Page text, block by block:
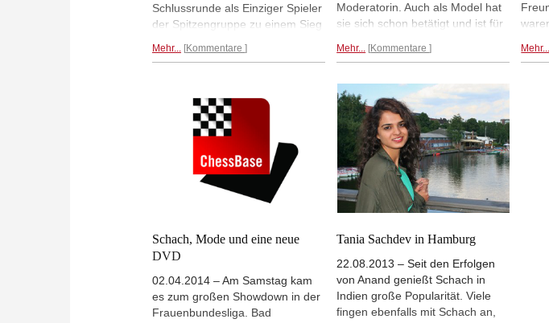
Schlussrunde als Einziger Spieler
der Spitzengruppe zu einem Sieg
beste Frau im Feld zur
Mehr... Kommentare
Moderatorin. Auch als Model hat
sie sich schon betätigt und ist für
gelaufen. Nun ist sie auch noch
100sten Ausgabe wählte "The
Man magazine, India" ein Bild der
Großmeisterin.Mehr...
Mehr... Kommentare
und
Mehr...
Schach, Mode und eine neue
DVD
02.04.2014 – Am Samstag kam
es zum großen Showdown in der
Frauenbundesliga. Bad
Tania Sachdev in Hamburg
22.08.2013 – Seit den Erfolgen
von Anand genießt Schach in
Indien große Popularität. Viele
fingen ebenfalls mit Schach an,